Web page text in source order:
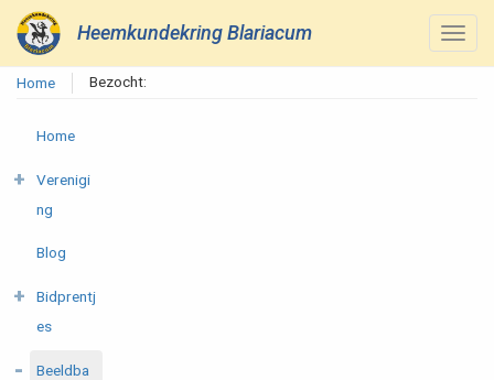
Heemkundekring Blariacum
Home Bezocht:
Home
Verenigi
ng
Blog
Bidprentj
es
Beeldba